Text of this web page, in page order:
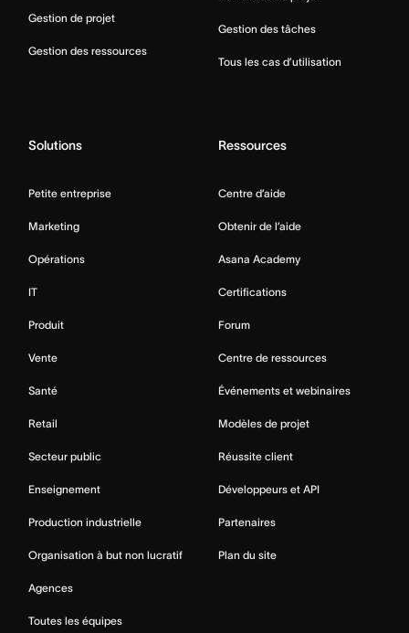
Gestion de projet
Gestion des ressources
Gestion des tâches
Tous les cas d’utilisation
Solutions
Petite entreprise
Marketing
Opérations
IT
Produit
Vente
Santé
Retail
Secteur public
Enseignement
Production industrielle
Organisation à but non lucratif
Agences
Toutes les équipes
Ressources
Centre d’aide
Obtenir de l’aide
Asana Academy
Certifications
Forum
Centre de ressources
Événements et webinaires
Modèles de projet
Réussite client
Développeurs et API
Partenaires
Plan du site